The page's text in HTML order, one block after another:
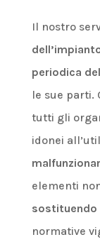
Il nostro
periodica
le sue parti.
tutti gli
idonei
elementi
sostituendo
normative